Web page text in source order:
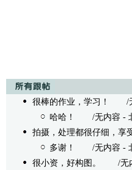
很棒的作业，学习！
/无
哈哈！
/无内容 - 北
拍摄，处理都很仔细，享
多谢！
/无内容 - 北
很小资，好构图。
/无内